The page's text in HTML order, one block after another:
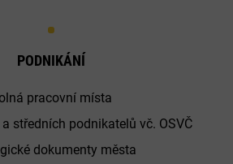
PODNIKÁNÍ
pracovní místa
středních podnikatelů vč. OSVČ
dokumenty města